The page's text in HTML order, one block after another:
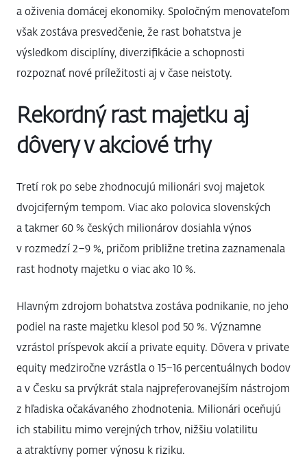
a oživenia domácej ekonomiky. Spoločným menovateľom
však zostáva presvedčenie, že rast bohatstva je
výsledkom disciplíny, diverzifikácie a schopnosti
rozpoznať nové príležitosti aj v čase neistoty.
Rekordný rast majetku aj
dôvery v akciové trhy
Tretí rok po sebe zhodnocujú milionári svoj majetok
dvojciferným tempom. Viac ako polovica slovenských
a takmer 60 % českých milionárov dosiahla výnos
v rozmedzí 2–9 %, pričom približne tretina zaznamenala
rast hodnoty majetku o viac ako 10 %.
Hlavným zdrojom bohatstva zostáva podnikanie, no jeho
podiel na raste majetku klesol pod 50 %. Významne
vzrástol príspevok akcií a private equity. Dôvera v private
equity medziročne vzrástla o 15–16 percentuálnych bodov
a v Česku sa prvýkrát stala najpreferovanejším nástrojom
z hľadiska očakávaného zhodnotenia. Milionári oceňujú
ich stabilitu mimo verejných trhov, nižšiu volatilitu
a atraktívny pomer výnosu k riziku.